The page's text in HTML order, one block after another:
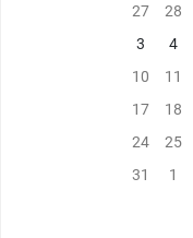
27
28
3
4
10
11
17
18
24
25
31
1